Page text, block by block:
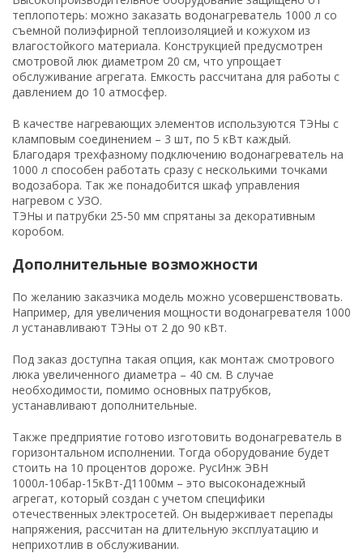
теплопотерь: можно заказать водонагреватель 1000 л со
съемной полиэфирной теплоизоляцией и кожухом из
влагостойкого материала. Конструкцией предусмотрен
смотровой люк диаметром 20 см, что упрощает
обслуживание агрегата. Емкость рассчитана для работы с
давлением до 10 атмосфер.
В качестве нагревающих элементов используются ТЭНы с
кламповым соединением – 3 шт, по 5 кВт каждый.
Благодаря трехфазному подключению водонагреватель на
1000 л способен работать сразу с несколькими точками
водозабора. Так же понадобится шкаф управления
нагревом с УЗО.
ТЭНы и патрубки 25-50 мм спрятаны за декоративным
коробом.
Дополнительные возможности
По желанию заказчика модель можно усовершенствовать.
Например, для увеличения мощности водонагревателя 1000
л устанавливают ТЭНы от 2 до 90 кВт.
Под заказ доступна такая опция, как монтаж смотрового
люка увеличенного диаметра – 40 см. В случае
необходимости, помимо основных патрубков,
устанавливают дополнительные.
Также предприятие готово изготовить водонагреватель в
горизонтальном исполнении. Тогда оборудование будет
стоить на 10 процентов дороже. РусИнж ЭВН
1000л-10бар-15кВт-Д1100мм – это высоконадежный
агрегат, который создан с учетом специфики
отечественных электросетей. Он выдерживает перепады
напряжения, рассчитан на длительную эксплуатацию и
неприхотлив в обслуживании.